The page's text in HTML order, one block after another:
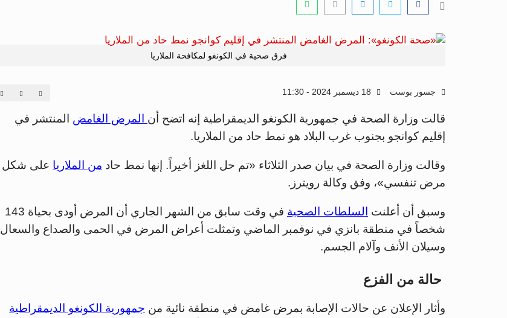
فرق صحية في الكونغو لمكافحة الملاريا
جسور بوست
قالت وزارة الصحة في جمهورية الكونغو الديمقراطية إنه اتضح أن المرض الغامض المنتشر في
إقليم كوانجو بجنوب غرب البلاد هو نمط حاد من الملاريا.
وقالت وزارة الصحة في بيان صدر الثلاثاء «تم حل اللغز أخيراً. إنها نمط حاد من الملاريا على شكل
مرض تنفسي»، وفق وكالة رويترز.
وسبق أن أعلنت السلطات الصحية
في وقت سابق من الشهر الجاري أن المرض أودى بحياة 143
شخصاً في منطقة بانزي في نوفمبر الماضي وتمثلت أعراض المرض في الحمى والصداع والسعال
وسيلان الأنف وآلام الجسم.
حالة من الفزع
وأثار الإعلان عن حالات الإصابة بمرض غامض في منطقة نائية من جمهورية الكونغو الديمقراطية